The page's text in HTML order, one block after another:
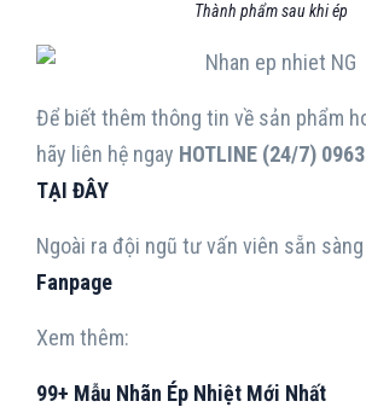
Thành phẩm sau khi ép
Để biết thêm thông tin về sản phẩm
hãy liên hệ ngay HOTLINE (24/7)
TẠI ĐÂY
Ngoài ra đội ngũ tư vấn viên sẵn
Fanpage
Xem thêm:
99+ Mẫu Nhãn Ép Nhiệt Mới Nhất